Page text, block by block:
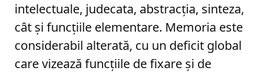
intelectuale, judecata, abstracţia, sinteza,
cât şi funcţiile elementare. Memoria este
considerabil alterată, cu un deficit global
care vizează funcţiile de fixare şi de